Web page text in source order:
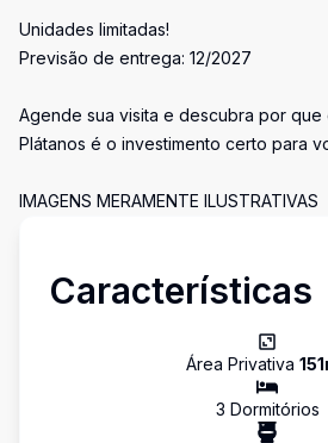
Unidades limitadas!
Previsão de entrega: 12/2027
Agende sua visita e descubra por que
Plátanos é o investimento certo para
IMAGENS MERAMENTE ILUSTRATIVAS
Características
Área Privativa 151
3 Dormitórios